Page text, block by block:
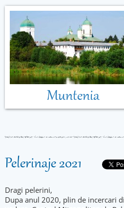
Muntenia
Pelerinaje 2021
Dragi pelerini,
Dupa anul 2020, plin de incercari